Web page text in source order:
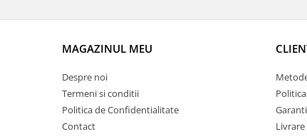
MAGAZINUL MEU
Despre noi
Termeni si conditii
Politica de Confidentialitate
Contact
Livrare